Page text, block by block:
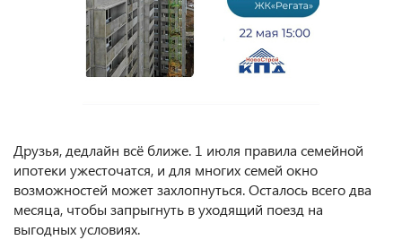
Друзья, дедлайн всё ближе. 1 июля правила семейной
ипотеки ужесточатся, и для многих семей окно
возможностей может захлопнуться. Осталось всего два
месяца, чтобы запрыгнуть в уходящий поезд на
выгодных условиях.